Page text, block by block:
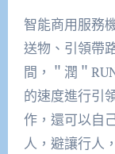
智能商用服務
送物、引領帶
間，＂潤＂
的速度進行引
作，還可以自
人，避讓行人